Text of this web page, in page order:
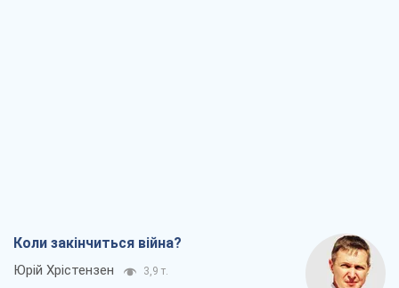
Коли закінчиться війна?
Юрій Хрістензен 3,9 т.